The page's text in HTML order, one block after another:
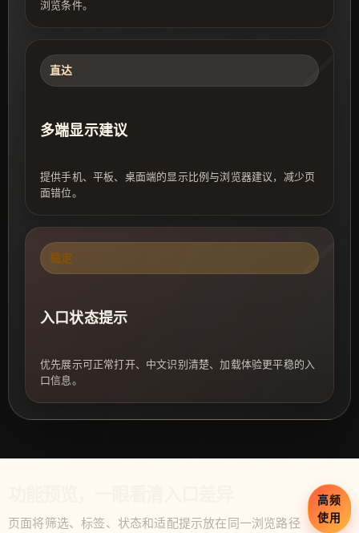
浏览条件。
直达
多端显示建议
提供手机、平板、桌面端的显示比例与浏览器建议，减少页
面错位。
稳定
入口状态提示
优先展示可正常打开、中文识别清楚、加载体验更平稳的入
口信息。
页面将筛选、标签、状态和适配提示放在同一浏览路径
高频
使用